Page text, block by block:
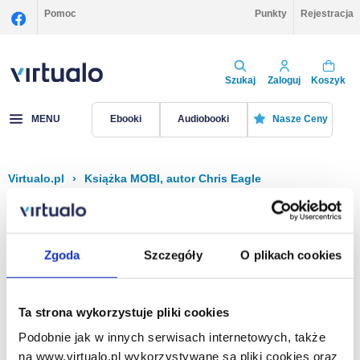
Zgoda Szczegóły O plikach cookies
Ta strona wykorzystuje pliki cookies
Podobnie jak w innych serwisach internetowych, także
na www.virtualo.pl wykorzystywane są pliki cookies oraz
Pomoc Punkty Rejestracja
Szukaj Zaloguj Koszyk
MENU Ebooki Audiobooki Nasze Ceny
Virtualo.pl › Książka MOBI, autor Chris Eagle
Filtruj Sortuj
Na stronie